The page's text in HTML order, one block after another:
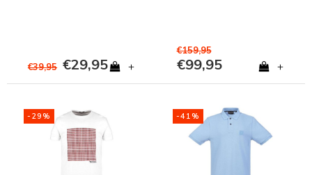
€39,95 €29,95 +
€159,95
€99,95 +
-29% -41%